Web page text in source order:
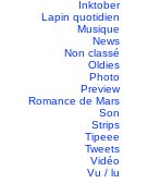
Inktober
Lapin quotidien
Musique
News
Non classé
Oldies
Photo
Preview
Romance de Mars
Son
Strips
Tipeee
Tweets
Vidéo
Vu / lu